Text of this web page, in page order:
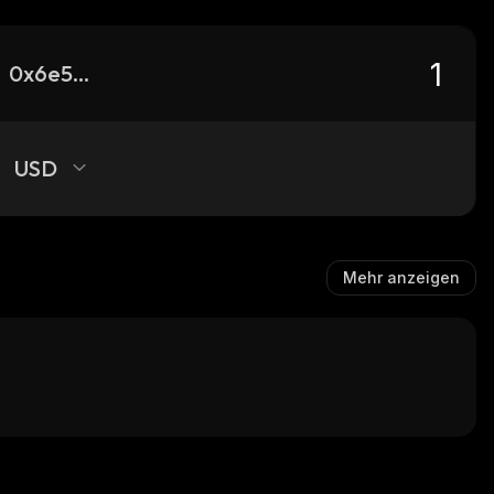
0x6e557352442c9da93bb8a3479f4025fc3a1c4444_binance_smart
USD
Mehr anzeigen